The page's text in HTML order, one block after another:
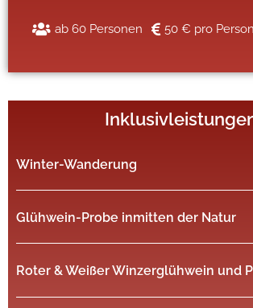
ab 60 Personen 50 € pro Person
Winter-Wanderung
Glühwein-Probe inmitten der Natur
Roter & Weißer Winzerglühwein und